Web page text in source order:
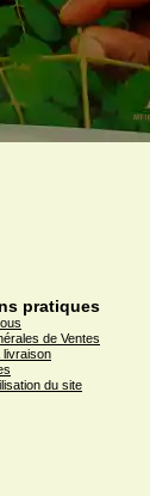
pratiques
de Ventes
livraison
du site